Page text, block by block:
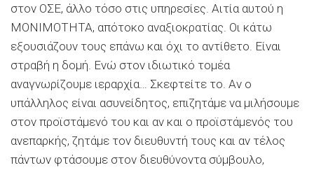
στον ΟΣΕ, άλλο τόσο στις υπηρεσίες. Αιτία αυτού η
ΜΟΝΙΜΟΤΗΤΑ, απότοκο αναξιοκρατίας. Οι κάτω
εξουσιάζουν τους επάνω και όχι το αντίθετο. Είναι
στραβή η δομή. Ενώ στον ιδιωτικό τομέα
αναγνωρίζουμε ιεραρχία… Σκεφτείτε το. Αν ο
υπάλληλος είναι ασυνείδητος, επιζητάμε να μιλήσουμε
στον προϊστάμενό του και αν και ο προϊστάμενός του
ανεπαρκής, ζητάμε τον διευθυντή τους και αν τέλος
πάντων φτάσουμε στον διευθύνοντα σύμβουλο,